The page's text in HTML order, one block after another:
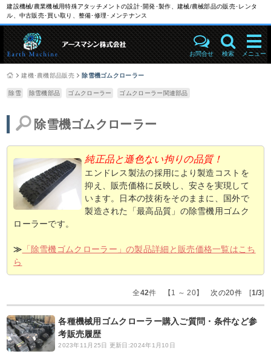
建設機械/農業機械用特殊アタッチメントの設計･開発･製作、建械/農械部品の販売･レンタ
ル、中古販売･買い取り、整備･修理･メンテナンス
お問合せ 検索 メニュー
建機･農機部品販売 除雪機ゴムクローラー
除雪 除雪機部品 ゴムクローラー ゴムクローラー関連部品
除雪機ゴムクローラー
純正品と遜色ない拘りの品質！
エンドレス製法の採用により製造コストを
抑え、販売価格に反映し、安さを実現して
います。日本の技術をそのままに、国外で
製造された「最高品質」の除雪機用ゴムク
ローラーです。
≫ 「除雪機ゴムクローラー」の製品詳細と販売価格一覧はこち
ら
全42件 【1 ～ 20】 次の20件[1/3]
各種機械用ゴムクローラー購入ご質問・条件など参
考販売履歴
2023年11月25日 更新日:2024年1月10日